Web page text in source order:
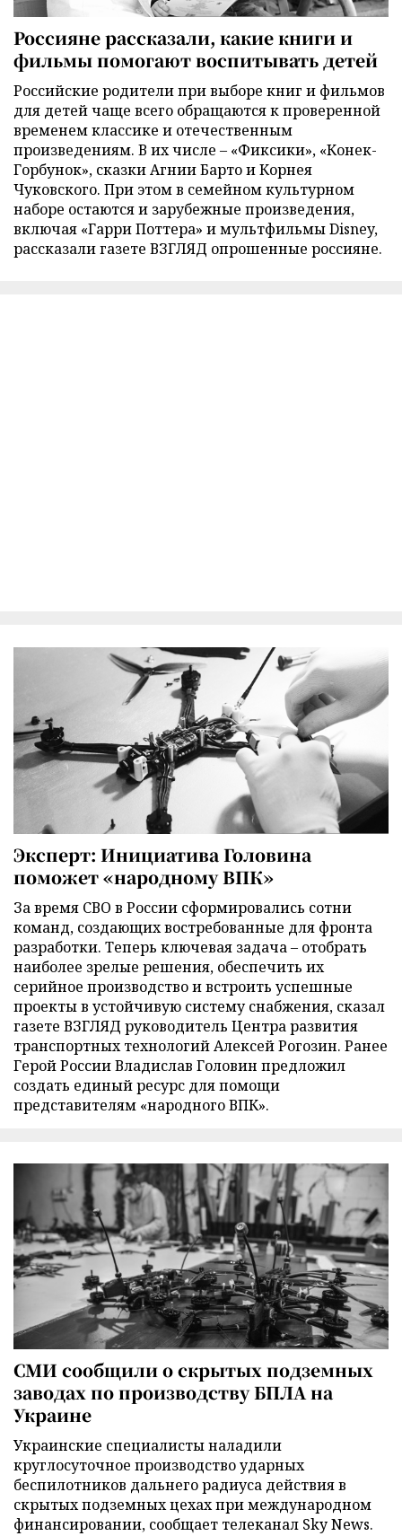
Россияне рассказали, какие книги и
фильмы помогают воспитывать детей
Российские родители при выборе книг и фильмов
для детей чаще всего обращаются к проверенной
временем классике и отечественным
произведениям. В их числе – «Фиксики», «Конек-
Горбунок», сказки Агнии Барто и Корнея
Чуковского. При этом в семейном культурном
наборе остаются и зарубежные произведения,
включая «Гарри Поттера» и мультфильмы Disney,
рассказали газете ВЗГЛЯД опрошенные россияне.
Эксперт: Инициатива Головина
поможет «народному ВПК»
За время СВО в России сформировались сотни
команд, создающих востребованные для фронта
разработки. Теперь ключевая задача – отобрать
наиболее зрелые решения, обеспечить их
серийное производство и встроить успешные
проекты в устойчивую систему снабжения, сказал
газете ВЗГЛЯД руководитель Центра развития
транспортных технологий Алексей Рогозин. Ранее
Герой России Владислав Головин предложил
создать единый ресурс для помощи
представителям «народного ВПК».
СМИ сообщили о скрытых подземных
заводах по производству БПЛА на
Украине
Украинские специалисты наладили
круглосуточное производство ударных
беспилотников дальнего радиуса действия в
скрытых подземных цехах при международном
финансировании, сообщает телеканал Sky News.